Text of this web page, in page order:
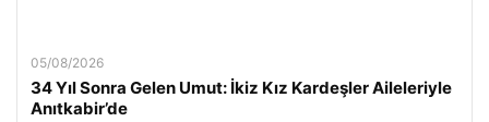
05/08/2026
34 Yıl Sonra Gelen Umut: İkiz Kız Kardeşler Aileleriyle
Anıtkabir’de